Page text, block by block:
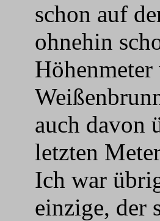
schon auf
ohnehin
auch davon
letzten
Ich war
einzige, der